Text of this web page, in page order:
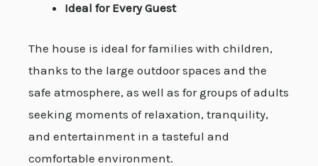
Ideal for Every Guest
The house is ideal for families with children,
thanks to the large outdoor spaces and the
safe atmosphere, as well as for groups of adults
seeking moments of relaxation, tranquility,
and entertainment in a tasteful and
comfortable environment.